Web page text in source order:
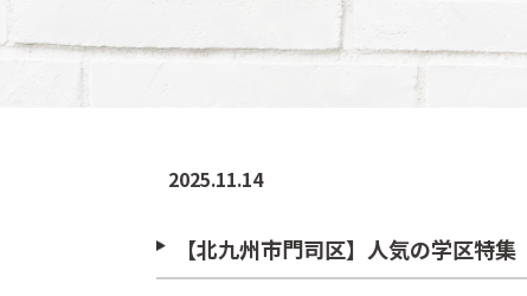
2025.11.14
【北九州市門司区】人気の学区特集